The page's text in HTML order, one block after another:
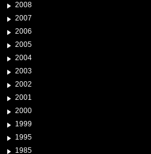
2008
2007
2006
2005
2004
2003
2002
2001
2000
1999
1995
1985